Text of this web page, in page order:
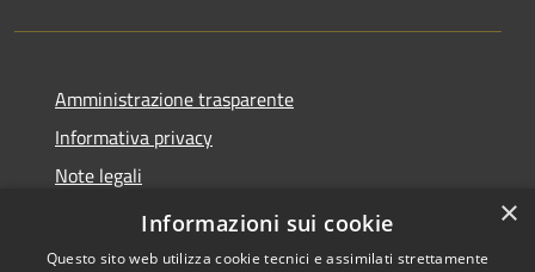
Amministrazione trasparente
Informativa privacy
Note legali
Dichiarazione di accessibilità
×
Informazioni sui cookie
Questo sito web utilizza cookie tecnici e assimilati strettamente